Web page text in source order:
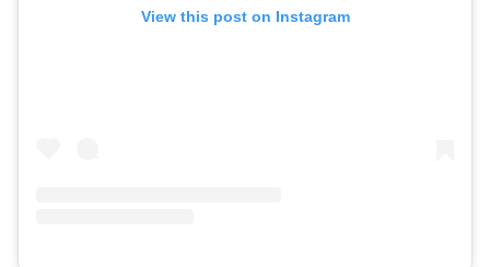
View this post on Instagram